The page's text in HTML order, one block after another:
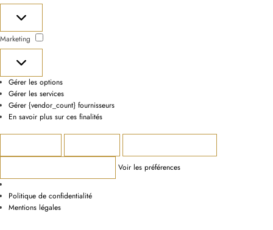
Marketing
Gérer les options
Gérer les services
Gérer {vendor_count} fournisseurs
En savoir plus sur ces finalités
Voir les préférences
Politique de confidentialité
Mentions légales